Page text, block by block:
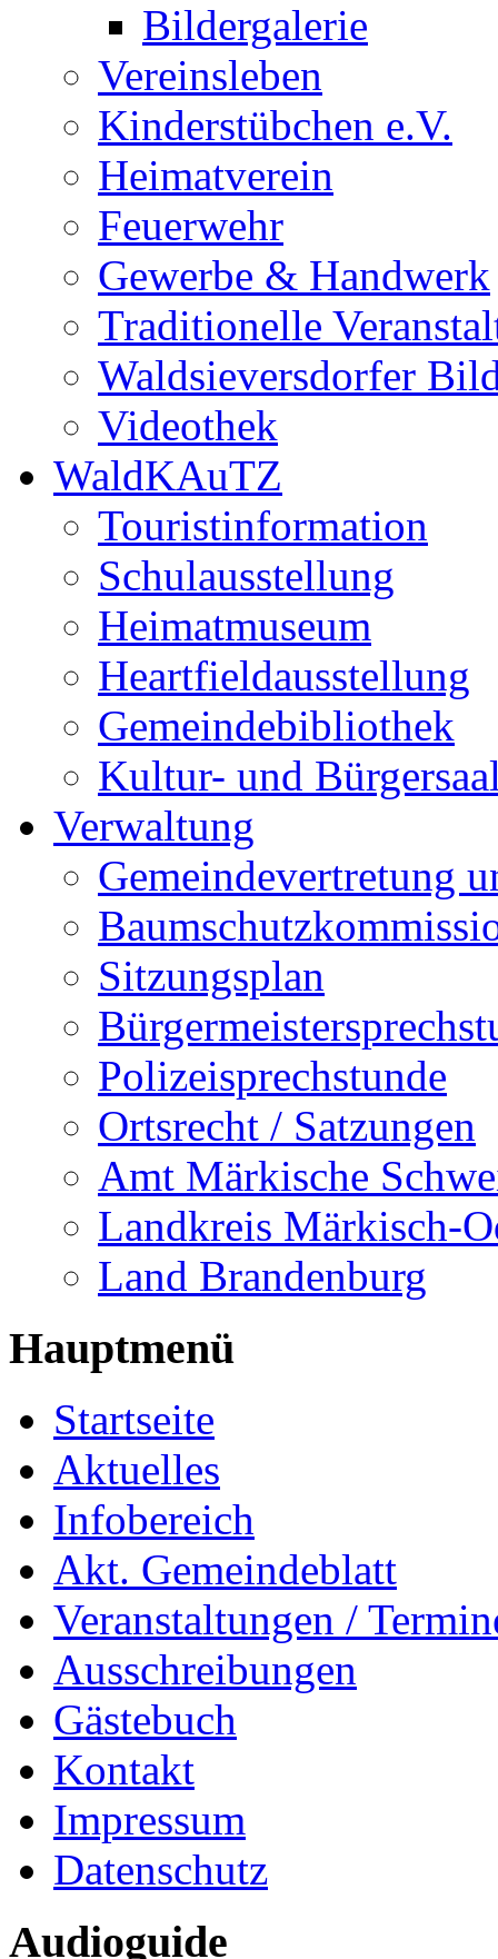
Bildergalerie
Vereinsleben
Kinderstübchen e.V.
Heimatverein
Feuerwehr
Gewerbe & Handwerk
Traditionelle
Waldsieversdorfer
Videothek
WaldKAuTZ
Touristinformation
Schulausstellung
Heimatmuseum
Heartfieldausstellung
Gemeindebibliothek
Kultur- und
Verwaltung
Gemeindevertretung
Sitzungsplan
Polizeisprechstunde
Ortsrecht / Satzungen
Amt Märkische
Landkreis Märkisch-
Land Brandenburg
Hauptmenü
Startseite
Aktuelles
Infobereich
Akt. Gemeindeblatt
Veranstaltungen /
Ausschreibungen
Gästebuch
Kontakt
Impressum
Datenschutz
Audioguide